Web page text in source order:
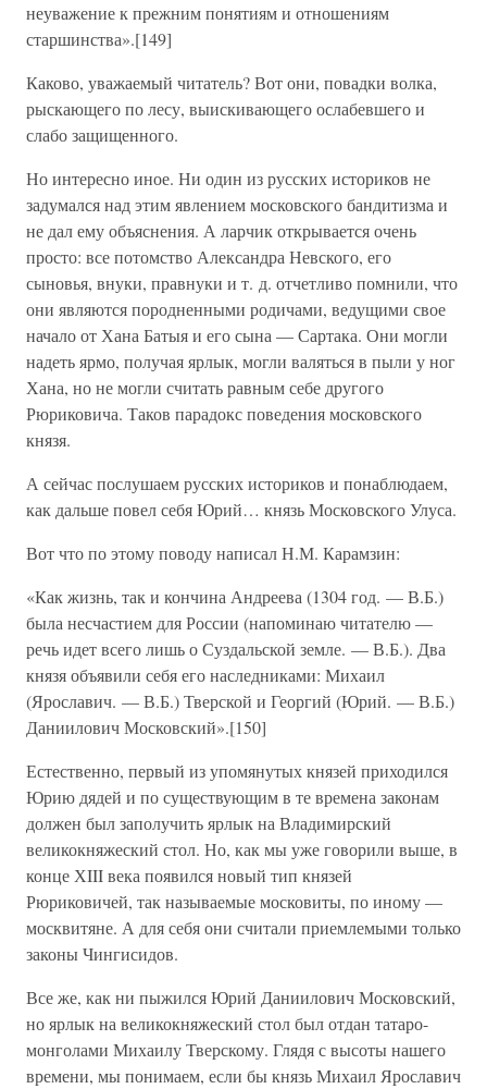
неуважение к прежним понятиям и отношениям
старшинства».[149]
Каково, уважаемый читатель? Вот они, повадки волка,
рыскающего по лесу, выискивающего ослабевшего и
слабо защищенного.
Но интересно иное. Ни один из русских историков не
задумался над этим явлением московского бандитизма и
не дал ему объяснения. А ларчик открывается очень
просто: все потомство Александра Невского, его
сыновья, внуки, правнуки и т. д. отчетливо помнили, что
они являются породненными родичами, ведущими свое
начало от Хана Батыя и его сына — Сартака. Они могли
надеть ярмо, получая ярлык, могли валяться в пыли у ног
Хана, но не могли считать равным себе другого
Рюриковича. Таков парадокс поведения московского
князя.
А сейчас послушаем русских историков и понаблюдаем,
как дальше повел себя Юрий… князь Московского Улуса.
Вот что по этому поводу написал Н.М. Карамзин:
«Как жизнь, так и кончина Андреева (1304 год. — В.Б.)
была несчастием для России (напоминаю читателю —
речь идет всего лишь о Суздальской земле. — В.Б.). Два
князя объявили себя его наследниками: Михаил
(Ярославич. — В.Б.) Тверской и Георгий (Юрий. — В.Б.)
Даниилович Московский».[150]
Естественно, первый из упомянутых князей приходился
Юрию дядей и по существующим в те времена законам
должен был заполучить ярлык на Владимирский
великокняжеский стол. Но, как мы уже говорили выше, в
конце ХIII века появился новый тип князей
Рюриковичей, так называемые московиты, по иному —
москвитяне. А для себя они считали приемлемыми только
законы Чингисидов.
Все же, как ни пыжился Юрий Даниилович Московский,
но ярлык на великокняжеский стол был отдан татаро-
монголами Михаилу Тверскому. Глядя с высоты нашего
времени, мы понимаем, если бы князь Михаил Ярославич